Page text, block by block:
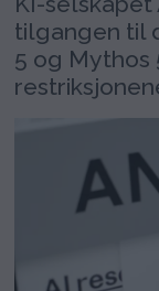
tilgangen til
5 og Mythos